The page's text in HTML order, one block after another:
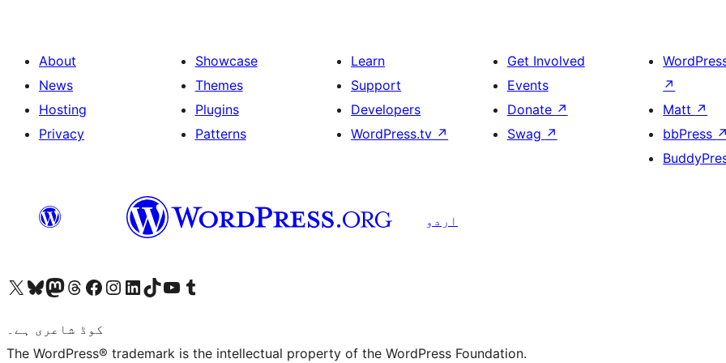
About
News
Hosting
Privacy
Showcase
Themes
Plugins
Patterns
Learn
Support
Developers
WordPress.tv ↗
Get Involved
Events
Donate ↗
Swag ↗
↗
Matt ↗
bbPress ↗
اردو
Visit our X (formerly Twitter) account
ہمارے بلیواسکائی اکاؤنٹ پر جائیں
Visit our Mastodon account
ہمارے ٹھریڈز اکاؤنٹ پر جائیں
Visit our Facebook page
Visit our Instagram account
Visit our LinkedIn account
ہمارے ٹک ٹاک اکاؤنٹ پر جائیں
Visit our YouTube channel
ہمارے ٹمبلر اکاؤنٹ پر جائیں
کوڈ شاعری ہے۔
The WordPress® trademark is the intellectual property of the WordPress Foundation.